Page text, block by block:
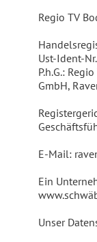
Regio TV
Ust-Ident-
P.h.G.:
GmbH,
E-Mail:
Ein
Unser